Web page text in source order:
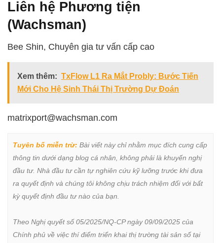
Liên hệ Phương tiện
(Wachsman)
Bee Shin, Chuyên gia tư vấn cấp cao
Xem thêm: TxFlow L1 Ra Mắt Probly: Bước Tiến
Mới Cho Hệ Sinh Thái Thị Trường Dự Đoán
matrixport@wachsman.com
Tuyên bố miễn trừ: Bài viết này chỉ nhằm mục đích cung cấp
thông tin dưới dạng blog cá nhân, không phải là khuyến nghị
đầu tư. Nhà đầu tư cần tự nghiên cứu kỹ lưỡng trước khi đưa
ra quyết định và chúng tôi không chịu trách nhiệm đối với bất
kỳ quyết định đầu tư nào của bạn.
Theo Nghị quyết số 05/2025/NQ-CP ngày 09/09/2025 của
Chính phủ về việc thí điểm triển khai thị trường tài sản số tại